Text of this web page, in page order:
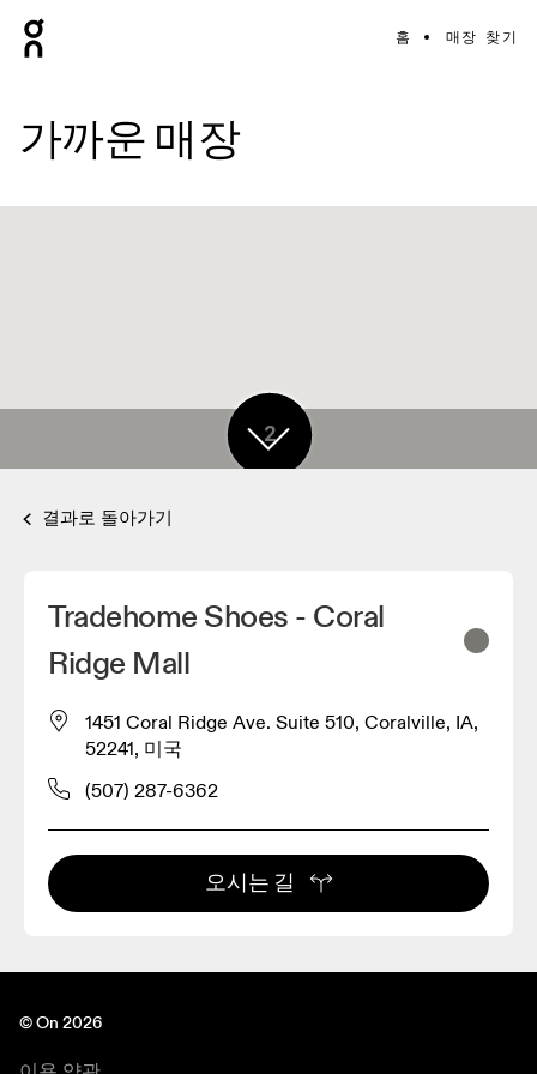
홈 매장 찾기
가까운 매장
2
결과로 돌아가기
Tradehome Shoes - Coral
Ridge Mall
1451 Coral Ridge Ave. Suite 510, Coralville, IA,
52241, 미국
(507) 287-6362
오시는 길
© On 2026